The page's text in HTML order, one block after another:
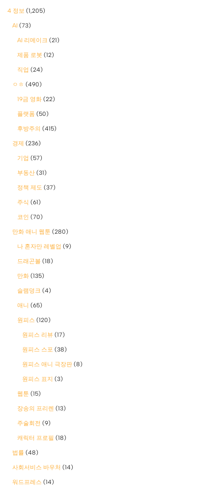
4 정보 (1,205)
AI (73)
AI 리메이크 (21)
제품 로봇 (12)
직업 (24)
ㅇㅎ (490)
19금 영화 (22)
플랫폼 (50)
후방주의 (415)
경제 (236)
기업 (57)
부동산 (31)
정책 제도 (37)
주식 (61)
코인 (70)
만화 애니 웹툰 (280)
나 혼자만 레벨업 (9)
드래곤볼 (18)
만화 (135)
슬램덩크 (4)
애니 (65)
원피스 (120)
원피스 리뷰 (17)
원피스 스포 (38)
원피스 애니 극장판 (8)
원피스 표지 (3)
웹툰 (15)
장송의 프리렌 (13)
주술회전 (9)
캐릭터 프로필 (18)
법률 (48)
사회서비스 바우처 (14)
워드프레스 (14)